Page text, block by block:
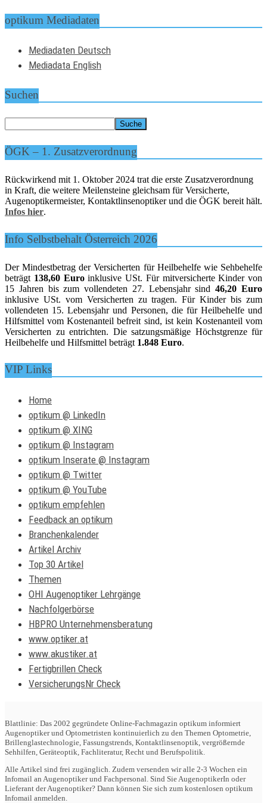
optikum Mediadaten
Mediadaten Deutsch
Mediadata English
Suchen
ÖGK – 1. Zusatzverordnung
Rückwirkend mit 1. Oktober 2024 trat die erste Zusatzverordnung
in Kraft, die weitere Meilensteine gleichsam für Versicherte,
Augenoptikermeister, Kontaktlinsenoptiker und die ÖGK bereit hält.
Infos hier.
Info Selbstbehalt Österreich 2026
Der Mindestbetrag der Versicherten für Heilbehelfe wie Sehbehelfe
beträgt 138,60 Euroinklusive USt. Für mitversicherte Kinder von
15 Jahren bis zum vollendeten 27. Lebensjahr sind46,20 Euro
inklusive USt. vom Versicherten zu tragen. Für Kinder bis zum
vollendeten 15. Lebensjahr und Personen, die für Heilbehelfe und
Hilfsmittel vom Kostenanteil befreit sind, ist kein Kostenanteil vom
Versicherten zu entrichten. Die satzungsmäßige Höchstgrenze für
Heilbehelfe und Hilfsmittel beträgt 1.848 Euro.
VIP Links
Home
optikum @ LinkedIn
optikum @ XING
optikum @ Instagram
optikum Inserate @ Instagram
optikum @ Twitter
optikum @ YouTube
optikum empfehlen
Feedback an optikum
Branchenkalender
Artikel Archiv
Top 30 Artikel
Themen
OHI Augenoptiker Lehrgänge
Nachfolgerbörse
HBPRO Unternehmensberatung
www.optiker.at
www.akustiker.at
Fertigbrillen Check
VersicherungsNr Check
Blattlinie: Das 2002 gegründete Online-Fachmagazin optikum informiert
Augenoptiker und Optometristen kontinuierlich zu den Themen Optometrie,
Brillenglastechnologie, Fassungstrends, Kontaktlinsenoptik, vergrößernde
Sehhilfen, Geräteoptik, Fachliteratur, Recht und Berufspolitik.
Alle Artikel sind frei zugänglich. Zudem versenden wir alle 2-3 Wochen ein
Infomail an Augenoptiker und Fachpersonal. Sind Sie AugenoptikerIn oder
Lieferant der Augenoptiker? Dann können Sie sich zum kostenlosen optikum
Infomail anmelden.